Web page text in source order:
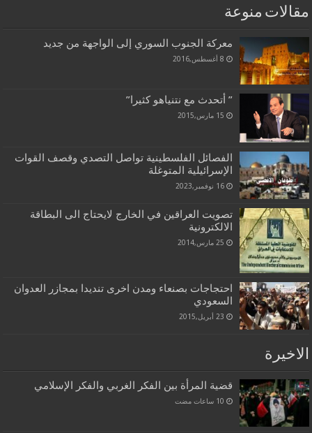
مقالات منوعة
معركة الجنوب السوري إلى الواجهة من جديد
8 أغسطس,2016
” أتحدث مع نتنياهو كثيرا”
15 مارس,2015
الفصائل الفلسطينية تواصل التصدي وقصف القوات
الإسرائيلية المتوغلة
16 نوفمبر,2023
تصويت العراقين في الخارج لايحتاج الى البطاقة
الالكترونية
25 مارس,2014
احتجاجات بصنعاء ومدن اخرى تنديدا بمجازر العدوان
السعودي
23 أبريل,2015
الاخيرة
قضية المرأة بين الفكر الغربي والفكر الإسلامي